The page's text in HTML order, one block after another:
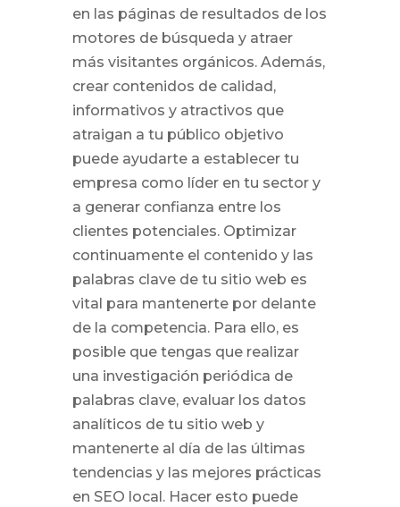
en las páginas de resultados de los
motores de búsqueda y atraer
más visitantes orgánicos. Además,
crear contenidos de calidad,
informativos y atractivos que
atraigan a tu público objetivo
puede ayudarte a establecer tu
empresa como líder en tu sector y
a generar confianza entre los
clientes potenciales. Optimizar
continuamente el contenido y las
palabras clave de tu sitio web es
vital para mantenerte por delante
de la competencia. Para ello, es
posible que tengas que realizar
una investigación periódica de
palabras clave, evaluar los datos
analíticos de tu sitio web y
mantenerte al día de las últimas
tendencias y las mejores prácticas
en SEO local. Hacer esto puede